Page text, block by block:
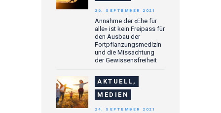
Annahme der «Ehe für
alle» ist kein Freipass für
den Ausbau der
Fortpflanzungsmedizin
und die Missachtung
der Gewissensfreiheit
26. SEPTEMBER 2021
AKTUELL,
MEDIEN
24. SEPTEMBER 2021